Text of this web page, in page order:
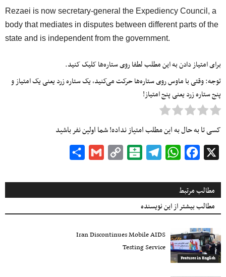
Rezaei is now secretary-general the Expediency Council, a
body that mediates in disputes between different parts of the
state and is independent from the government.
برای امتیاز دادن به این مطلب لطفا روی ستاره‌ها کلیک کنید.
توجه: وقتی با ماوس روی ستاره‌ها حرکت می‌کنید، یک ستاره زرد یعنی یک امتیاز و
پنج ستاره زرد یعنی پنج امتیاز!
کسی تا به حال به این مطلب امتیاز نداده! شما اولین نفر باشید
Facebook
WhatsApp
Telegram
Balatarin
Copy
Gmail
مطالب مرتبط
مطالب بیشتر از این نویسنده
Features in English
Iran Discontinues Mobile AIDS
Testing Service